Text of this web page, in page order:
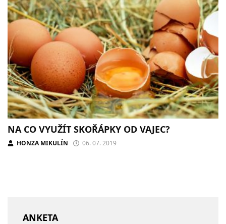
NA CO VYUŽÍT SKOŘÁPKY OD VAJEC?
HONZA MIKULÍN 06. 07. 2019
ANKETA